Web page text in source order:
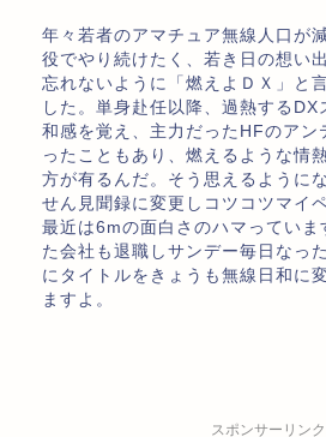
年々若者のアマチュア無線人口が
役でやり続けたく、若き日の想い
忘れないように「燃えよＤＸ」と
した。単身赴任以降、過熱するDX
和感を覚え、主力だったHFのアン
ったこともあり、燃えるような情
方が有るんだ。そう思えるように
せん見聞録に変更しコツコツマイ
最近は6mの面白さのハマっていま
た会社も退職しサンデー毎日なっ
にタイトルをきょうも無線日和に
ますよ。
スポンサーリンク